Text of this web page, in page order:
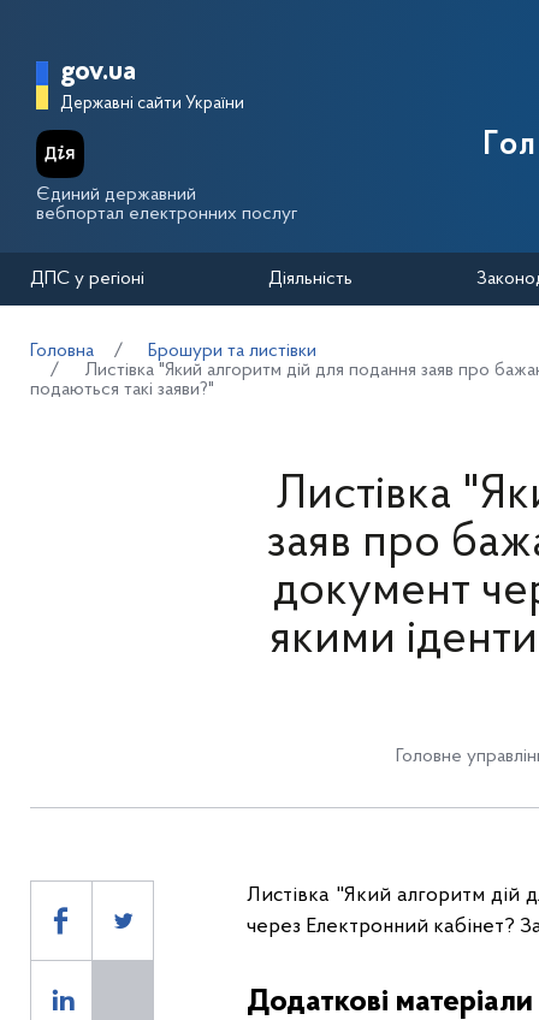
Головна сторінка Державної
gov.ua
Державні сайти України
Єдиний державний
вебпортал електронних послуг
ДПС у регіоні Діяльність
Головна
Брошури та листівки
Листівка "Який алгоритм дій для подання заяв про
подаються такі заяви?"
Листівка
заяв про
документ
якими
Головне
Листівка "Який алгоритм дій
через Електронний кабінет?
Додаткові матеріали